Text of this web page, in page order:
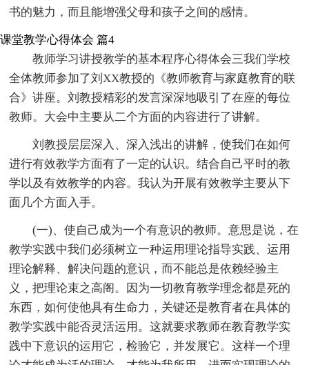
书的魅力，而且能增强父母和孩子之间的感情。
课堂教学心得体会 篇4
教师学习讲授教学的基本程序心得体会三我们学校
全体教师参加了刘XX教授的《教师教育与家庭教育的联
合》讲座。刘教授精彩的发言深深地吸引了在座的每位
教师。大会中主要从二个方面的内容进行了讲解。
刘教授层层深入、深入浅出的讲解，使我们在如何
进行有效教学方面有了一定的认识。结合自己平时的教
学以及有效教学的内容。我认为开展有效教学主要从下
面几个方面入手。
(一)、使自己成为一个有意识的教师。意思是说，在
教学实践中我们必须树立一种运用理论指导实践、运用
理论解释、解决问题的意识，而不能总是依赖经验主
义，把理论束之高阁。因为一切教育教学理念都是死的
东西，如何使他具有生命力，关键还是教育者在具体的
教学实践中能否灵活运用。这就要求教师在教育教学实
践中下意识的运用它，检验它，并发展它。这样一个理